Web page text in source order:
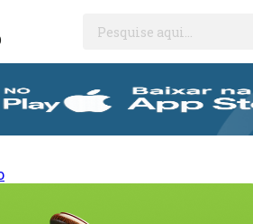
Pesquise aqui...